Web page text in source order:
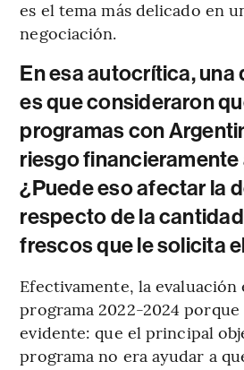
es el tema más delicado en
negociación.
En esa autocrítica, una
es que consideraron
programas con
riesgo financieramente
¿Puede eso afectar la
respecto de la
frescos que le solicita
Efectivamente, la
programa 2022-2024 porque
evidente: que el principal
programa no era ayudar a